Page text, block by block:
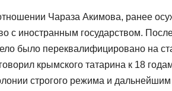
Чараза Акимова, ранее
с иностранным государством.
было переквалифицировано на
крымского татарина к 18
строгого режима и